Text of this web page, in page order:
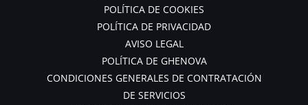
POLÍTICA DE COOKIES
POLÍTICA DE PRIVACIDAD
AVISO LEGAL
POLÍTICA DE GHENOVA
CONDICIONES GENERALES DE CONTRATACIÓN
DE SERVICIOS